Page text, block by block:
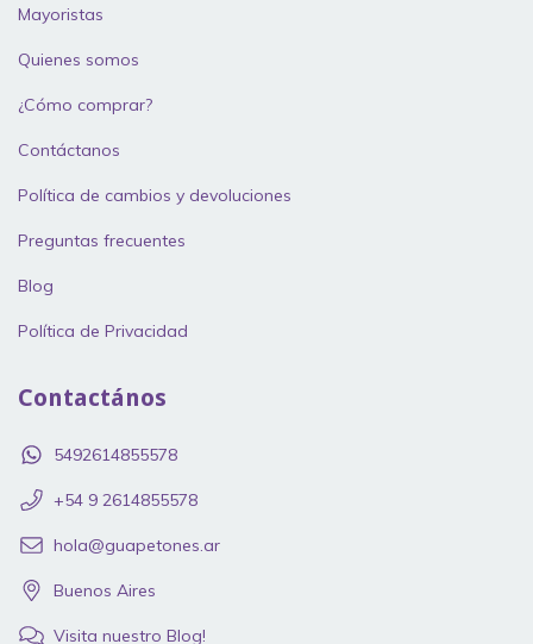
Mayoristas
Quienes somos
¿Cómo comprar?
Contáctanos
Política de cambios y devoluciones
Preguntas frecuentes
Blog
Política de Privacidad
Contactános
5492614855578
‪+54 9 2614855578
hola@guapetones.ar
Buenos Aires
Visita nuestro Blog!